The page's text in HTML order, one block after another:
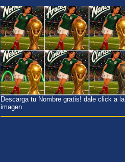
Descarga tu Nombre gratis! dale click a la
imagen